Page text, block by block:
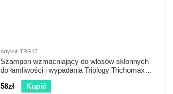
Artykuł: TRG17
Szampon wzmacniający do włosów skłonnych
do łamliwości i wypadania Triology Trichomax
Strengthening Shampoo
58zł
Kupić